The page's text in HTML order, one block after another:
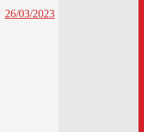
26/03/2023